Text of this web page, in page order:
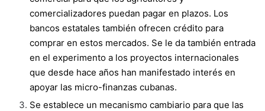
comercializadores puedan pagar en plazos. Los
bancos estatales también ofrecen crédito para
comprar en estos mercados. Se le da también entrada
en el experimento a los proyectos internacionales
que desde hace años han manifestado interés en
apoyar las micro-finanzas cubanas.
Se establece un mecanismo cambiario para que las